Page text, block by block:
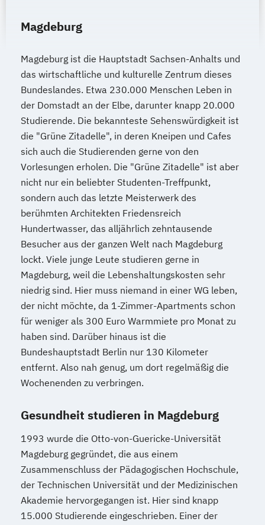
Magdeburg
Magdeburg ist die Hauptstadt Sachsen-Anhalts und
das wirtschaftliche und kulturelle Zentrum dieses
Bundeslandes. Etwa 230.000 Menschen Leben in
der Domstadt an der Elbe, darunter knapp 20.000
Studierende. Die bekannteste Sehenswürdigkeit ist
die "Grüne Zitadelle", in deren Kneipen und Cafes
sich auch die Studierenden gerne von den
Vorlesungen erholen. Die "Grüne Zitadelle" ist aber
nicht nur ein beliebter Studenten-Treffpunkt,
sondern auch das letzte Meisterwerk des
berühmten Architekten Friedensreich
Hundertwasser, das alljährlich zehntausende
Besucher aus der ganzen Welt nach Magdeburg
lockt. Viele junge Leute studieren gerne in
Magdeburg, weil die Lebenshaltungskosten sehr
niedrig sind. Hier muss niemand in einer WG leben,
der nicht möchte, da 1-Zimmer-Apartments schon
für weniger als 300 Euro Warmmiete pro Monat zu
haben sind. Darüber hinaus ist die
Bundeshauptstadt Berlin nur 130 Kilometer
entfernt. Also nah genug, um dort regelmäßig die
Wochenenden zu verbringen.
Gesundheit studieren in Magdeburg
1993 wurde die Otto-von-Guericke-Universität
Magdeburg gegründet, die aus einem
Zusammenschluss der Pädagogischen Hochschule,
der Technischen Universität und der Medizinischen
Akademie hervorgegangen ist. Hier sind knapp
15.000 Studierende eingeschrieben. Einer der